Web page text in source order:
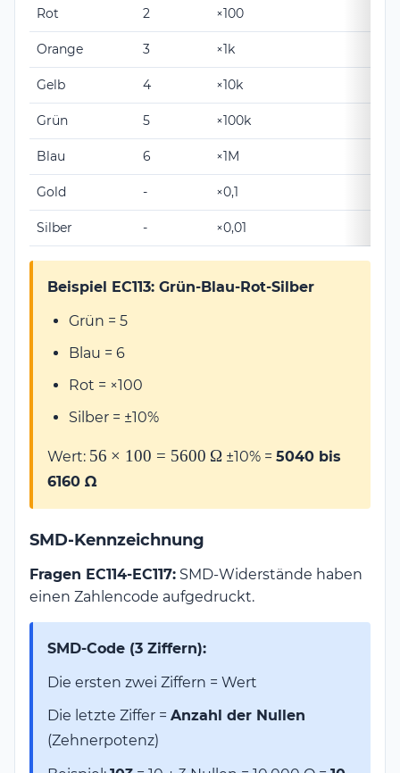
Rot 2 ×100
Orange 3 ×1k
Gelb 4 ×10k
Grün 5 ×100k
Blau 6 ×1M
Gold - ×0,1
Silber - ×0,01
Beispiel EC113: Grün-Blau-Rot-Silber
Grün = 5
Blau = 6
Rot = ×100
Silber = ±10%
Wert: 56 \times 100
=
56 × 100 = 5600 Ω±10% = 5040 bis
6160 Ω
SMD-Kennzeichnung
Fragen EC114-EC117: SMD-Widerstände haben
einen Zahlencode aufgedruckt.
SMD-Code (3 Ziffern):
Die ersten zwei Ziffern = Wert
Die letzte Ziffer = Anzahl der Nullen
(Zehnerpotenz)